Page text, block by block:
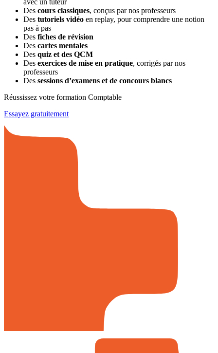
avec un tuteur
Des cours classiques, conçus par nos professeurs
Des tutoriels vidéo en replay, pour comprendre une notion
pas à pas
Des fiches de révision
Des cartes mentales
Des quiz et des QCM
Des exercices de mise en pratique, corrigés par nos
professeurs
Des sessions d’examens et de concours blancs
Réussissez votre formation Comptable
Essayez gratuitement